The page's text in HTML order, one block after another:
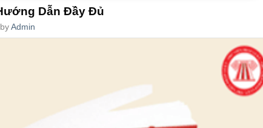
Dẫn Đầy Đủ
Admin